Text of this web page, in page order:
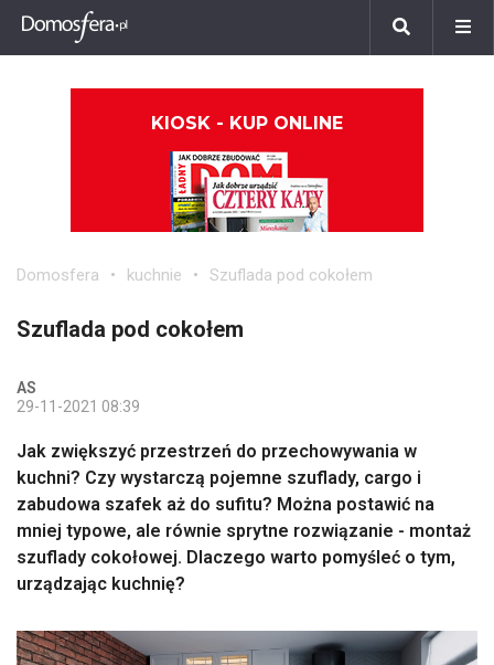
KIOSK - KUP ONLINE
Domosfera kuchnie Szuflada pod cokołem
Szuflada pod cokołem
AS
29-11-2021 08:39
Jak zwiększyć przestrzeń do przechowywania w
kuchni? Czy wystarczą pojemne szuflady, cargo i
zabudowa szafek aż do sufitu? Można postawić na
mniej typowe, ale równie sprytne rozwiązanie - montaż
szuflady cokołowej. Dlaczego warto pomyśleć o tym,
urządzając kuchnię?